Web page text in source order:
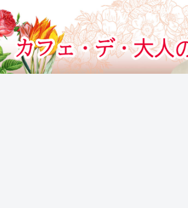
カフェでぬりえをする気分のぬりえサ